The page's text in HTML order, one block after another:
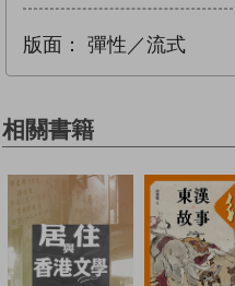
版面： 彈性／流式
相關書籍